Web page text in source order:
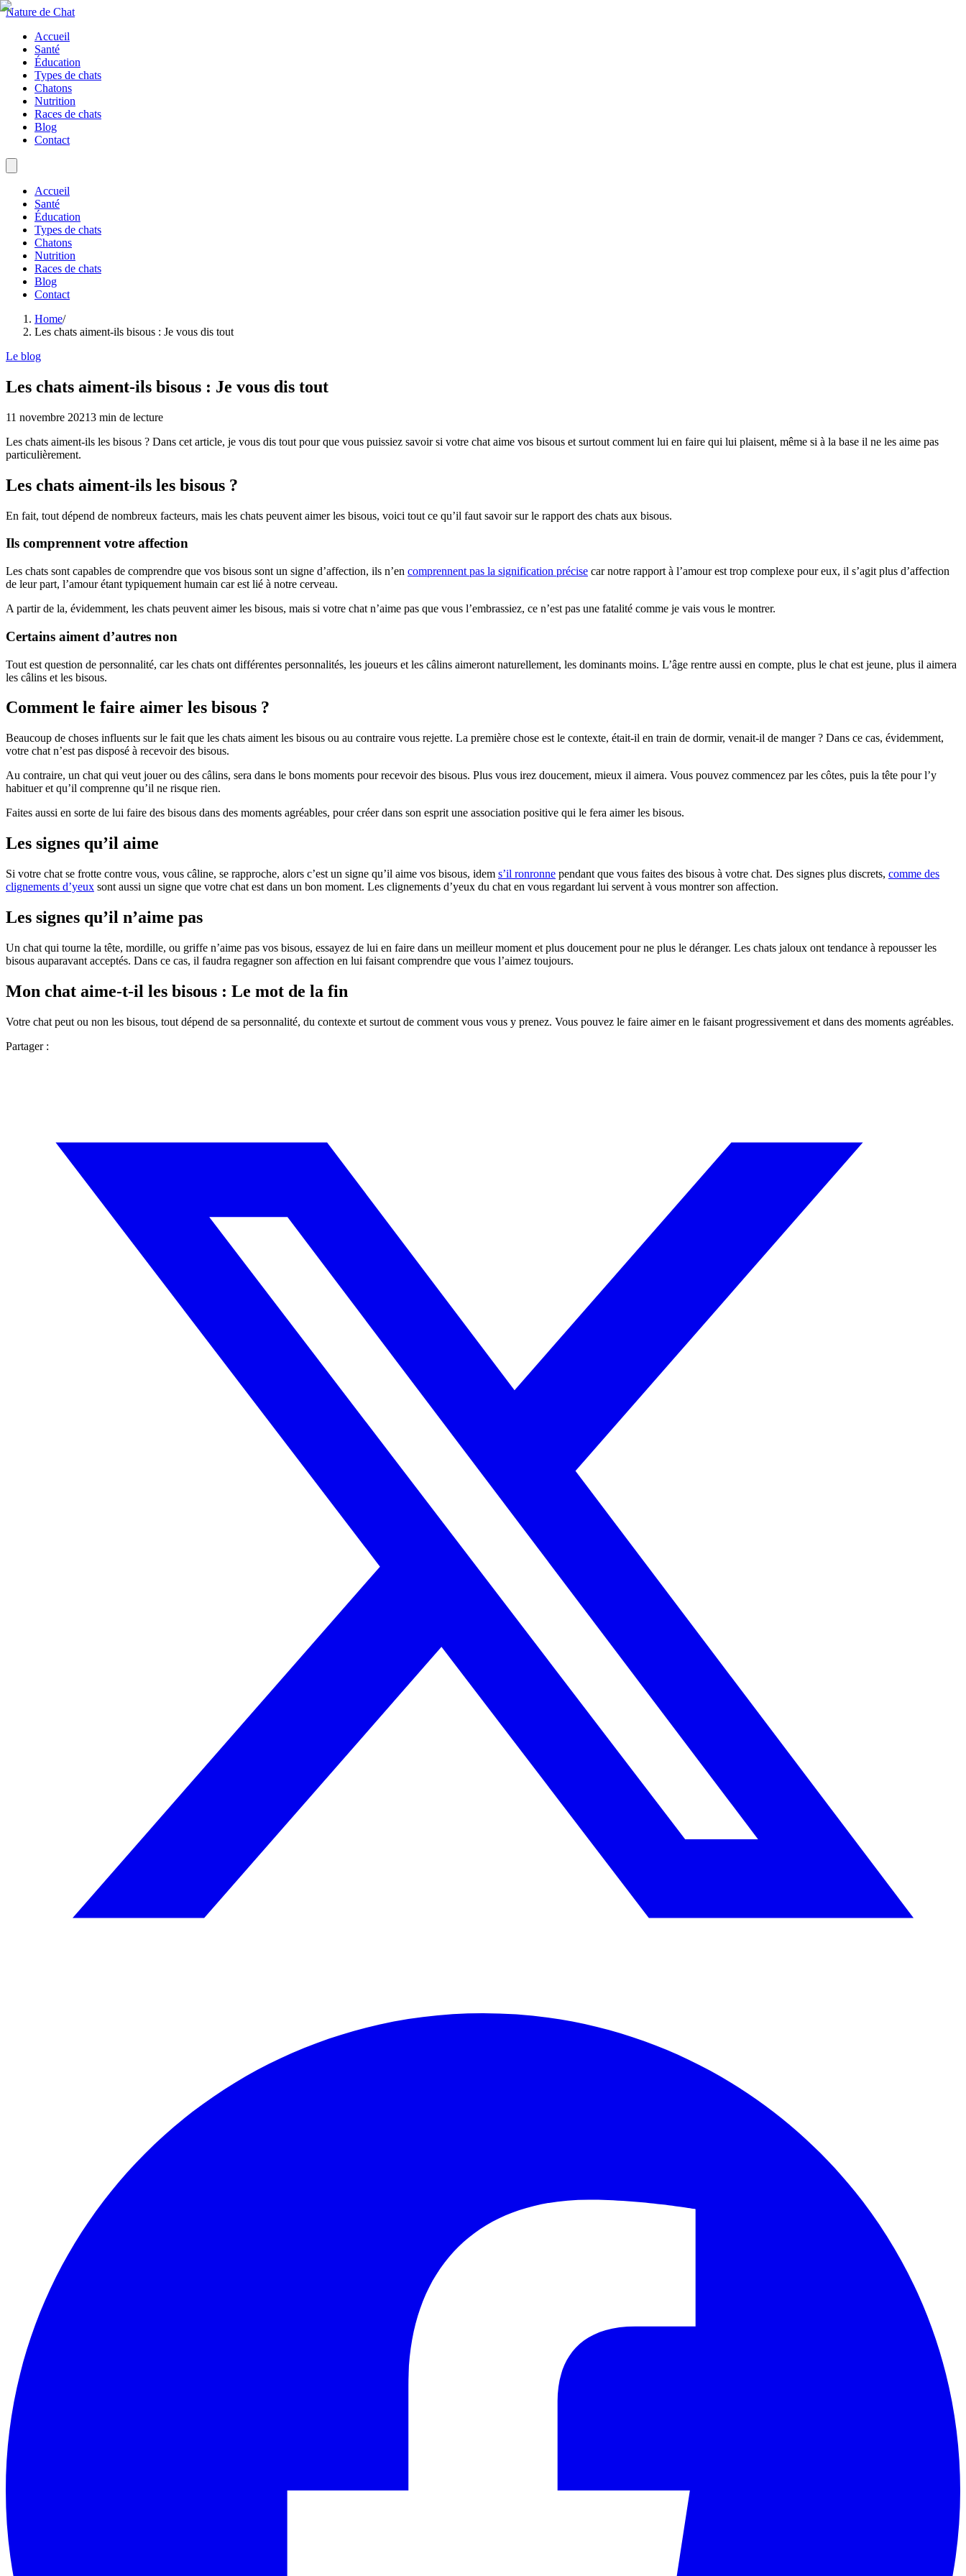
Nature de Chat
Accueil
Santé
Éducation
Types de chats
Chatons
Nutrition
Races de chats
Blog
Contact
Accueil
Santé
Éducation
Types de chats
Chatons
Nutrition
Races de chats
Blog
Contact
Home/
Les chats aiment-ils bisous : Je vous dis tout
Le blog
Les chats aiment-ils bisous : Je vous dis tout
11 novembre 20213 min de lecture
Les chats aiment-ils les bisous ? Dans cet article, je vous dis tout pour que vous puissiez savoir si votre chat aime vos bisous et surtout comment lui en faire qui lui plaisent, même si à la base il ne les aime pas
particulièrement.
Les chats aiment-ils les bisous ?
En fait, tout dépend de nombreux facteurs, mais les chats peuvent aimer les bisous, voici tout ce qu’il faut savoir sur le rapport des chats aux bisous.
Ils comprennent votre affection
Les chats sont capables de comprendre que vos bisous sont un signe d’affection, ils n’en comprennent pas la signification précise car notre rapport à l’amour est trop complexe pour eux, il s’agit plus d’affection
de leur part, l’amour étant typiquement humain car est lié à notre cerveau.
A partir de la, évidemment, les chats peuvent aimer les bisous, mais si votre chat n’aime pas que vous l’embrassiez, ce n’est pas une fatalité comme je vais vous le montrer.
Certains aiment d’autres non
Tout est question de personnalité, car les chats ont différentes personnalités, les joueurs et les câlins aimeront naturellement, les dominants moins. L’âge rentre aussi en compte, plus le chat est jeune, plus il aimera
les câlins et les bisous.
Comment le faire aimer les bisous ?
Beaucoup de choses influents sur le fait que les chats aiment les bisous ou au contraire vous rejette. La première chose est le contexte, était-il en train de dormir, venait-il de manger ? Dans ce cas, évidemment,
votre chat n’est pas disposé à recevoir des bisous.
Au contraire, un chat qui veut jouer ou des câlins, sera dans le bons moments pour recevoir des bisous. Plus vous irez doucement, mieux il aimera. Vous pouvez commencez par les côtes, puis la tête pour l’y
habituer et qu’il comprenne qu’il ne risque rien.
Faites aussi en sorte de lui faire des bisous dans des moments agréables, pour créer dans son esprit une association positive qui le fera aimer les bisous.
Les signes qu’il aime
Si votre chat se frotte contre vous, vous câline, se rapproche, alors c’est un signe qu’il aime vos bisous, idem s’il ronronne pendant que vous faites des bisous à votre chat. Des signes plus discrets, comme des
clignements d’yeux sont aussi un signe que votre chat est dans un bon moment. Les clignements d’yeux du chat en vous regardant lui servent à vous montrer son affection.
Les signes qu’il n’aime pas
Un chat qui tourne la tête, mordille, ou griffe n’aime pas vos bisous, essayez de lui en faire dans un meilleur moment et plus doucement pour ne plus le déranger. Les chats jaloux ont tendance à repousser les
bisous auparavant acceptés. Dans ce cas, il faudra regagner son affection en lui faisant comprendre que vous l’aimez toujours.
Mon chat aime-t-il les bisous : Le mot de la fin
Votre chat peut ou non les bisous, tout dépend de sa personnalité, du contexte et surtout de comment vous vous y prenez. Vous pouvez le faire aimer en le faisant progressivement et dans des moments agréables.
Partager :